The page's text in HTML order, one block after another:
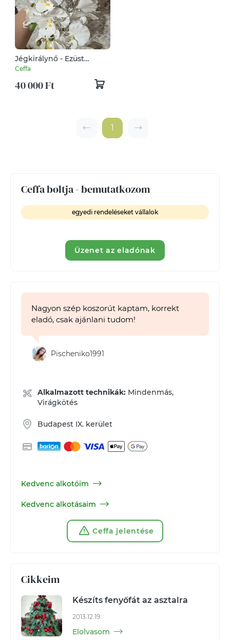
Ceffa boltja - bemutatkozom
egyedi rendeléseket vállalok
Üzenet az eladónak
Nagyon szép koszorút kaptam, korrekt
eladó, csak ajánlani tudom!
Pischeniko1991
Alkalmazott technikák: Mindenmás,
Virágkötés
Budapest IX. kerület
Kedvenc alkotóim
Kedvenc alkotásaim
Ceffa jelentése
Cikkeim
Készíts fenyőfát az asztalra
2013.12.19.
Elolvasom
Jégkirálynő - Ezüst
ékszercsokor
Ceffa
40 000 Ft
1